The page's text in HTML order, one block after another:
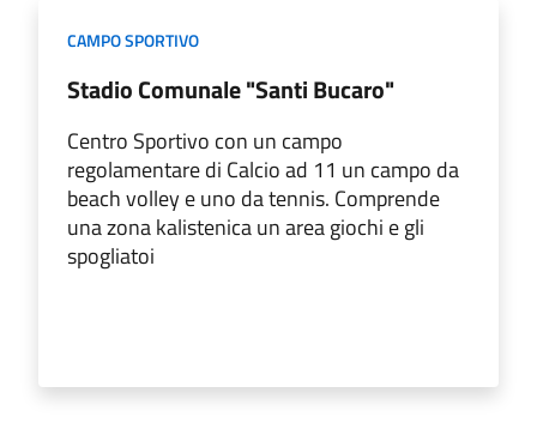
CAMPO SPORTIVO
Stadio Comunale "Santi Bucaro"
Centro Sportivo con un campo
regolamentare di Calcio ad 11 un campo da
beach volley e uno da tennis. Comprende
una zona kalistenica un area giochi e gli
spogliatoi